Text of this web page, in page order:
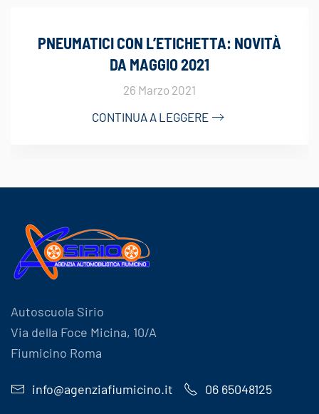
PNEUMATICI CON L’ETICHETTA: NOVITÀ
DA MAGGIO 2021
26 Marzo 2021
CONTINUA A LEGGERE
Autoscuola Sirio
Via della Foce Micina, 10/A
Fiumicino Roma
info@agenziafiumicino.it 06 65048125